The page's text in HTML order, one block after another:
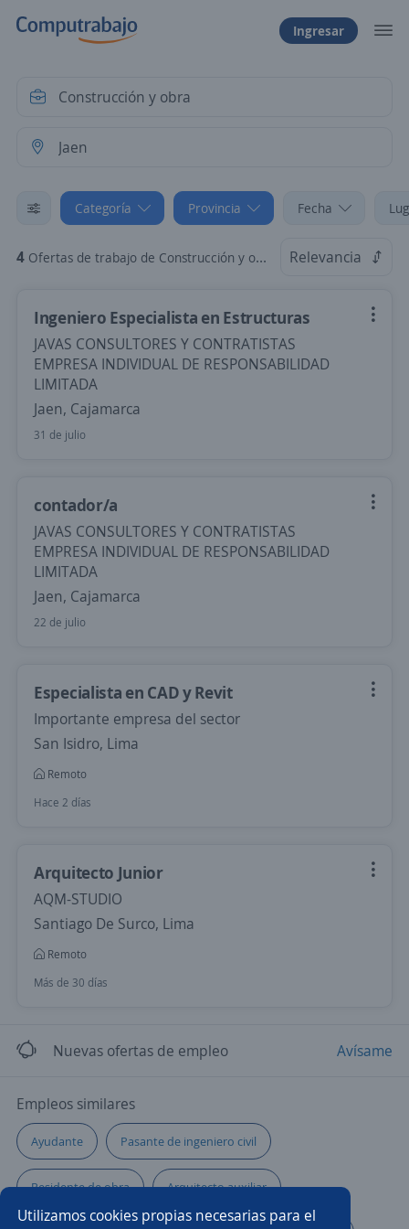
Ingresar
Categoría Provincia Fecha
4 Ofertas de trabajo de Construcción y obra en Jaen, Cajamarca Relevancia
Ingeniero Especialista en Estructuras
JAVAS CONSULTORES Y CONTRATISTAS
EMPRESA INDIVIDUAL DE RESPONSABILIDAD
LIMITADA
Jaen, Cajamarca
31 de julio
contador/a
JAVAS CONSULTORES Y CONTRATISTAS
EMPRESA INDIVIDUAL DE RESPONSABILIDAD
LIMITADA
Jaen, Cajamarca
22 de julio
Especialista en CAD y Revit
Importante empresa del sector
San Isidro, Lima
Remoto
Hace 2 días
Arquitecto Junior
AQM-STUDIO
Santiago De Surco, Lima
Remoto
Más de 30 días
Nuevas ofertas de empleo Avísame
Empleos similares
Ayudante Pasante de ingeniero civil
Residente de obra Arquitecto auxiliar
Utilizamos cookies propias necesarias para el